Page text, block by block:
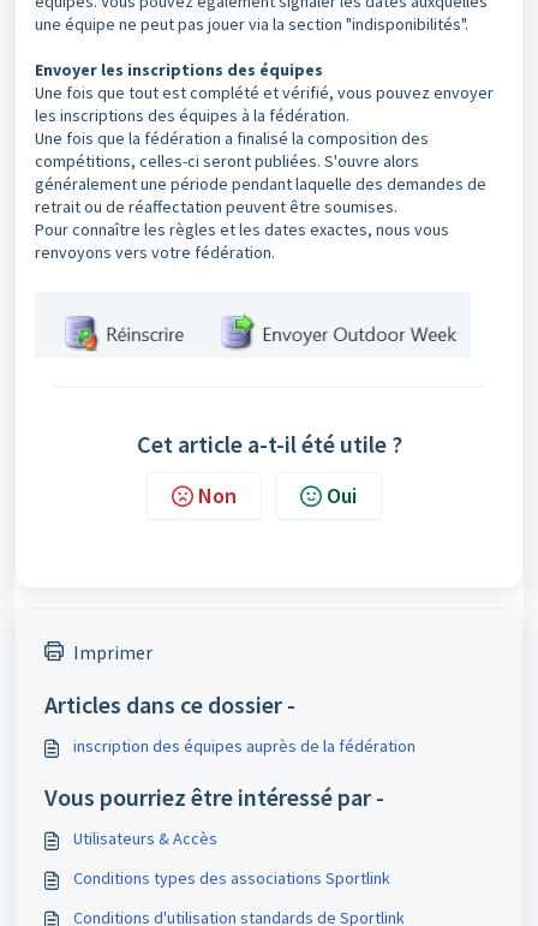
une équipe ne peut pas jouer via la section "indisponibilités".
Envoyer les inscriptions des équipes
Une fois que tout est complété et vérifié, vous pouvez envoyer
les inscriptions des équipes à la fédération.
Une fois que la fédération a finalisé la composition des
compétitions, celles-ci seront publiées. S'ouvre alors
généralement une période pendant laquelle des demandes de
retrait ou de réaffectation peuvent être soumises.
Pour connaître les règles et les dates exactes, nous vous
renvoyons vers votre fédération.
Cet article a-t-il été utile ?
Non Oui
Imprimer
Articles dans ce dossier -
inscription des équipes auprès de la fédération
Vous pourriez être intéressé par -
Utilisateurs & Accès
Conditions types des associations Sportlink
Conditions d'utilisation standards de Sportlink